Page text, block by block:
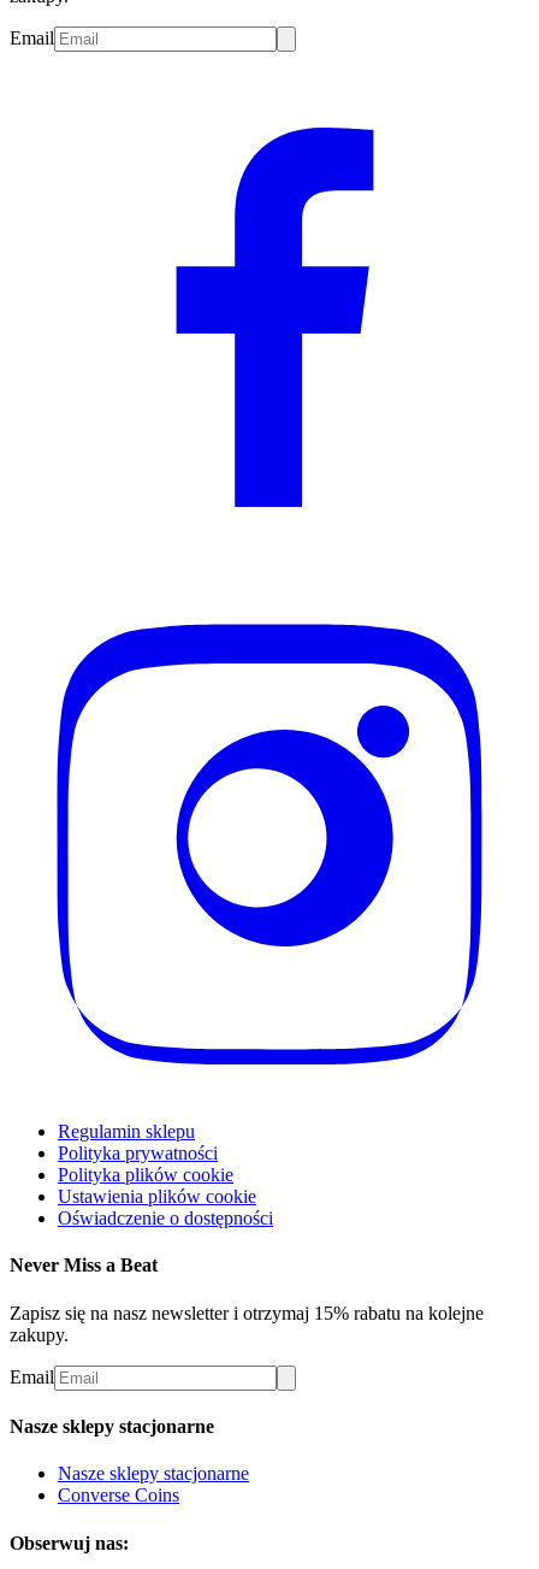
Email
Regulamin sklepu
Polityka prywatności
Polityka plików cookie
Ustawienia plików cookie
Oświadczenie o dostępności
Never Miss a Beat
Zapisz się na nasz newsletter i otrzymaj 15% rabatu na kolejne
zakupy.
Email
Nasze sklepy stacjonarne
Nasze sklepy stacjonarne
Converse Coins
Obserwuj nas: